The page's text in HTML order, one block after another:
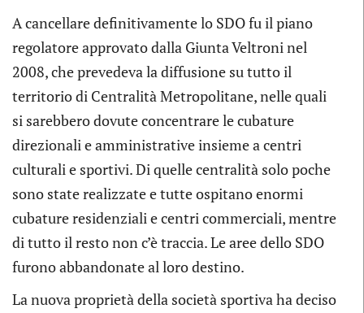
A cancellare definitivamente lo SDO fu il piano
regolatore approvato dalla Giunta Veltroni nel
2008, che prevedeva la diffusione su tutto il
territorio di Centralità Metropolitane, nelle quali
si sarebbero dovute concentrare le cubature
direzionali e amministrative insieme a centri
culturali e sportivi. Di quelle centralità solo poche
sono state realizzate e tutte ospitano enormi
cubature residenziali e centri commerciali, mentre
di tutto il resto non c’è traccia. Le aree dello SDO
furono abbandonate al loro destino.
La nuova proprietà della società sportiva ha deciso